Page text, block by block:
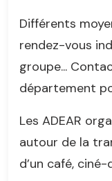
Différents
rendez-vous
groupe...
département
Les ADEAR
autour de la
d’un café,